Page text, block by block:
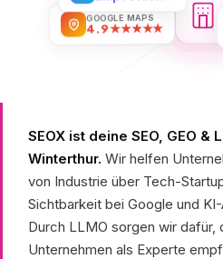
GOOGLE MAPS
4.9 ★★★★★
SEOX ist deine SEO, GEO &
Winterthur. Wir helfen
von Industrie über Tech-
Sichtbarkeit bei Google und
Durch LLMO sorgen wir dafür,
Unternehmen als Experte